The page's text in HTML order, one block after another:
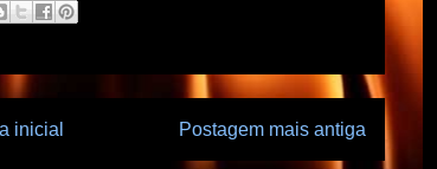
Postagem mais antiga
inicial